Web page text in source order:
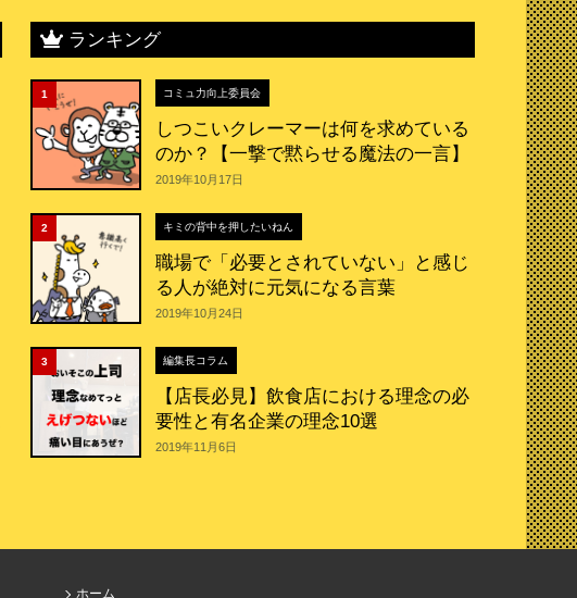
ランキング
1 コミュ力向上委員会
しつこいクレーマーは何を求めている
のか？【一撃で黙らせる魔法の一言】
2019年10月17日
2 キミの背中を押したいねん
職場で「必要とされていない」と感じ
る人が絶対に元気になる言葉
2019年10月24日
3 編集長コラム
【店長必見】飲食店における理念の必
要性と有名企業の理念10選
2019年11月6日
ホーム